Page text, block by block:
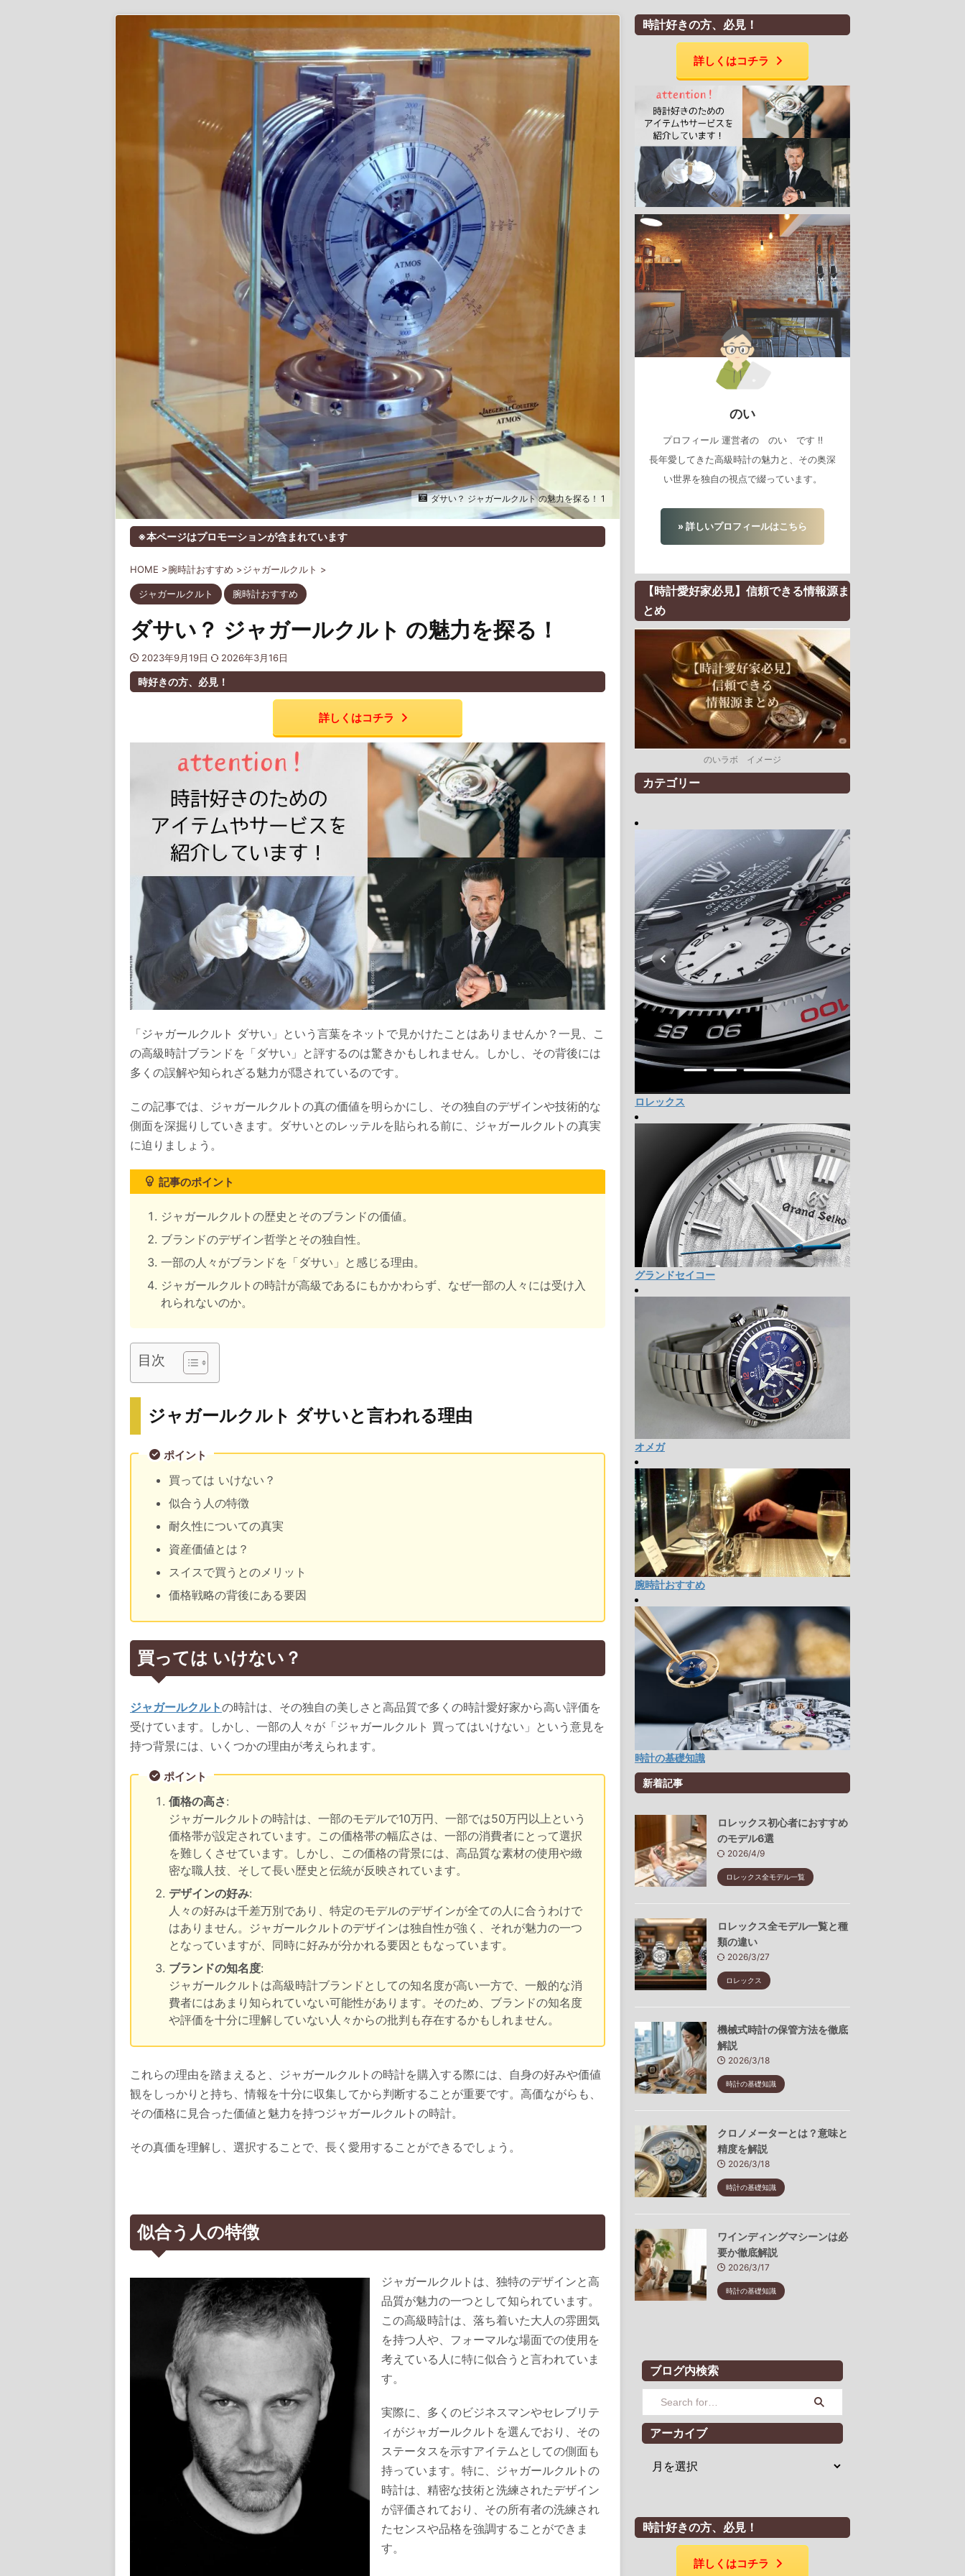
ダサい？ ジャガールクルト の魅力を探る！ 1
※本ページはプロモーションが含まれています
HOME >腕時計おすすめ >ジャガールクルト >
ジャガールクルト 腕時計おすすめ
ダサい？ ジャガールクルト の魅力を探る！
2023年9月19日 2026年3月16日
時好きの方、必見！
詳しくはコチラ
「ジャガールクルト ダサい」という言葉をネットで見かけたことはありませんか？一見、こ
の高級時計ブランドを「ダサい」と評するのは驚きかもしれません。しかし、その背後には
多くの誤解や知られざる魅力が隠されているのです。
この記事では、ジャガールクルトの真の価値を明らかにし、その独自のデザインや技術的な
側面を深掘りしていきます。ダサいとのレッテルを貼られる前に、ジャガールクルトの真実
に迫りましょう。
記事のポイント
ジャガールクルトの歴史とそのブランドの価値。
ブランドのデザイン哲学とその独自性。
一部の人々がブランドを「ダサい」と感じる理由。
ジャガールクルトの時計が高級であるにもかかわらず、なぜ一部の人々には受け入
れられないのか。
目次
ジャガールクルト ダサいと言われる理由
ポイント
買っては いけない？
似合う人の特徴
耐久性についての真実
資産価値とは？
スイスで買うとのメリット
価格戦略の背後にある要因
買っては いけない？
ジャガールクルトの時計は、その独自の美しさと高品質で多くの時計愛好家から高い評価を
受けています。しかし、一部の人々が「ジャガールクルト 買ってはいけない」という意見を
持つ背景には、いくつかの理由が考えられます。
ポイント
価格の高さ:
ジャガールクルトの時計は、一部のモデルで10万円、一部では50万円以上という
価格帯が設定されています。この価格帯の幅広さは、一部の消費者にとって選択
を難しくさせています。しかし、この価格の背景には、高品質な素材の使用や緻
密な職人技、そして長い歴史と伝統が反映されています。
デザインの好み:
人々の好みは千差万別であり、特定のモデルのデザインが全ての人に合うわけで
はありません。ジャガールクルトのデザインは独自性が強く、それが魅力の一つ
となっていますが、同時に好みが分かれる要因ともなっています。
ブランドの知名度:
ジャガールクルトは高級時計ブランドとしての知名度が高い一方で、一般的な消
費者にはあまり知られていない可能性があります。そのため、ブランドの知名度
や評価を十分に理解していない人々からの批判も存在するかもしれません。
これらの理由を踏まえると、ジャガールクルトの時計を購入する際には、自身の好みや価値
観をしっかりと持ち、情報を十分に収集してから判断することが重要です。高価ながらも、
その価格に見合った価値と魅力を持つジャガールクルトの時計。
その真価を理解し、選択することで、長く愛用することができるでしょう。
似合う人の特徴
ジャガールクルトは、独特のデザインと高
品質が魅力の一つとして知られています。
この高級時計は、落ち着いた大人の雰囲気
を持つ人や、フォーマルな場面での使用を
考えている人に特に似合うと言われていま
す。
実際に、多くのビジネスマンやセレブリテ
ィがジャガールクルトを選んでおり、その
ステータスを示すアイテムとしての側面も
持っています。特に、ジャガールクルトの
時計は、精密な技術と洗練されたデザイン
が評価されており、その所有者の洗練され
たセンスや品格を強調することができま
す。
時計好きの方、必見！
詳しくはコチラ
のい
プロフィール 運営者の のい です ‼
長年愛してきた高級時計の魅力と、その奥深
い世界を独自の視点で綴っています。
» 詳しいプロフィールはこちら
【時計愛好家必見】信頼できる情報源ま
とめ
のいラボ イメージ
カテゴリー
ロレックス
グランドセイコー
オメガ
腕時計おすすめ
時計の基礎知識
新着記事
ロレックス初心者におすすめ
のモデル6選
2026/4/9
ロレックス全モデル一覧
ロレックス全モデル一覧と種
類の違い
2026/3/27
ロレックス
機械式時計の保管方法を徹底
解説
2026/3/18
時計の基礎知識
クロノメーターとは？意味と
精度を解説
2026/3/18
時計の基礎知識
ワインディングマシーンは必
要か徹底解説
2026/3/17
時計の基礎知識
ブログ内検索
アーカイブ
時計好きの方、必見！
詳しくはコチラ